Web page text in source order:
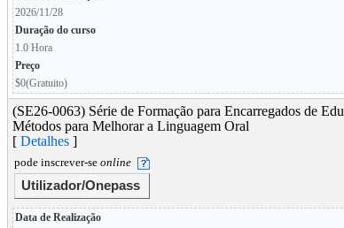
2026/11/28
Duração do curso
1.0 Hora
Preço
$0(Gratuito)
(SE26-0063) Série de Formação para Encarregados de
Métodos para Melhorar a Linguagem Oral
[ Detalhes ]
pode inscrever-se online
Utilizador/Onepass
Data de Realização